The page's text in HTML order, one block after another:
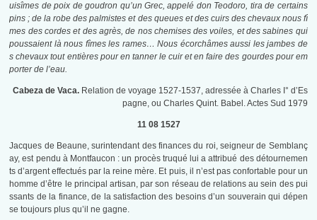
uisîmes de poix de goudron qu’un Grec, appelé don Teodoro, tira de certains
pins ; de la robe des palmistes et des queues et des cuirs des chevaux nous fî
mes des cordes et des agrès, de nos chemises des voiles, et des sabines qui
poussaient là nous fîmes les rames… Nous écorchâmes aussi les jambes de
s chevaux tout entières pour en tanner le cuir et en faire des gourdes pour em
porter de l’eau.
Cabeza de Vaca. Relation de voyage 1527-1537, adressée à Charles I° d’Es
pagne, ou Charles Quint. Babel. Actes Sud 1979
11 08 1527
Jacques de Beaune, surintendant des finances du roi, seigneur de Semblanç
ay, est pendu à Montfaucon : un procès truqué lui a attribué des détournemen
ts d’argent effectués par la reine mère. Et puis, il n’est pas confortable pour un
homme d’être le principal artisan, par son réseau de relations au sein des pui
ssants de la finance, de la satisfaction des besoins d’un souverain qui dépen
se toujours plus qu’il ne gagne.